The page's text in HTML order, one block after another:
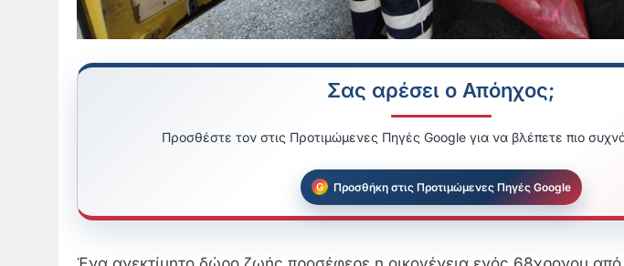
Σας αρέσει ο Απόηχος;
Προσθέστε τον στις Προτιμώμενες Πηγές Google για να βλέπετε πιο
Προσθήκη στις Προτιμώμενες Πηγές Google